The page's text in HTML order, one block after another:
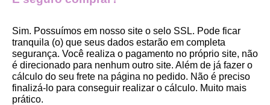
Sim. Possuímos em nosso site o selo SSL. Pode ficar
tranquila (o) que seus dados estarão em completa
segurança. Você realiza o pagamento no próprio site, não
é direcionado para nenhum outro site. Além de já fazer o
cálculo do seu frete na página no pedido. Não é preciso
finalizá-lo para conseguir realizar o cálculo. Muito mais
prático.